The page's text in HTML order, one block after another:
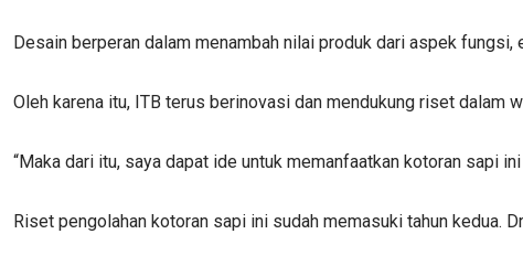
Desain berperan dalam menambah nilai produk dari aspek
Oleh karena itu, ITB terus berinovasi dan mendukung riset dalam
“Maka dari itu, saya dapat ide untuk memanfaatkan kotoran sapi
Riset pengolahan kotoran sapi ini sudah memasuki tahun kedua.